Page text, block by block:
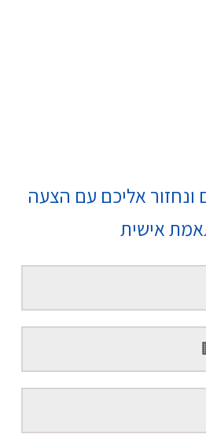
אליכם עם הצעה
אישית